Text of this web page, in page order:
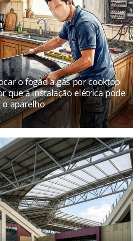
o fogão a gás por cooktop
que a instalação elétrica pode
aparelho